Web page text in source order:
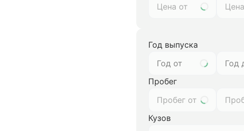
Год выпуска
Год от
Год
Пробег
Кузов